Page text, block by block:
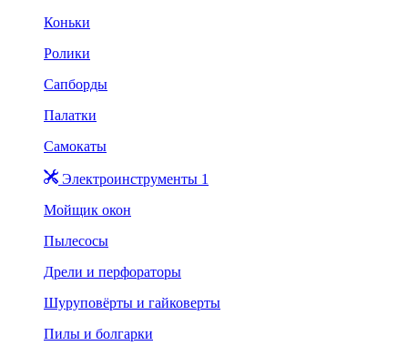
Коньки
Ролики
Сапборды
Палатки
Самокаты
Электроинструменты 1
Мойщик окон
Пылесосы
Дрели и перфораторы
Шуруповёрты и гайковерты
Пилы и болгарки